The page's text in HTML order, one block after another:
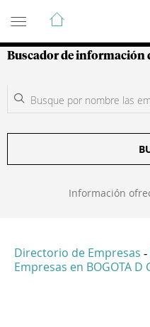
Guía de
Buscador de información
Información
Directorio de Empresas -
Empresas en BOGOTA D